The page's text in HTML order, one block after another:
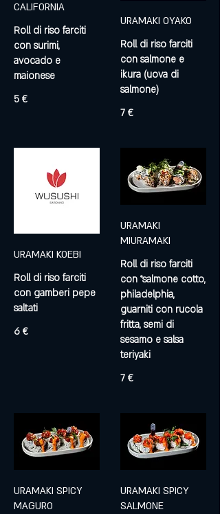
CALIFORNIA
Roll di riso farciti
con surimi,
avocado e
maionese
5 €
URAMAKI OYAKO
Roll di riso farciti
con salmone e
ikura (uova di
salmone)
7 €
URAMAKI KOEBI
Roll di riso farciti
con gamberi pepe
saltati
6 €
URAMAKI
MIURAMAKI
Roll di riso farciti
con °salmone cotto,
philadelphia,
guarniti con rucola
fritta, semi di
sesamo e salsa
7 €
URAMAKI SPICY
MAGURO
URAMAKI SPICY
SALMONE